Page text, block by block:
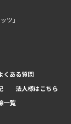
ツ」
くある質問
法人様はこちら
一覧